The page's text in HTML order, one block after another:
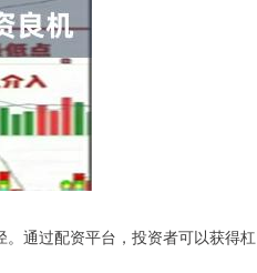
通过配资平台，投资者可以获得杠